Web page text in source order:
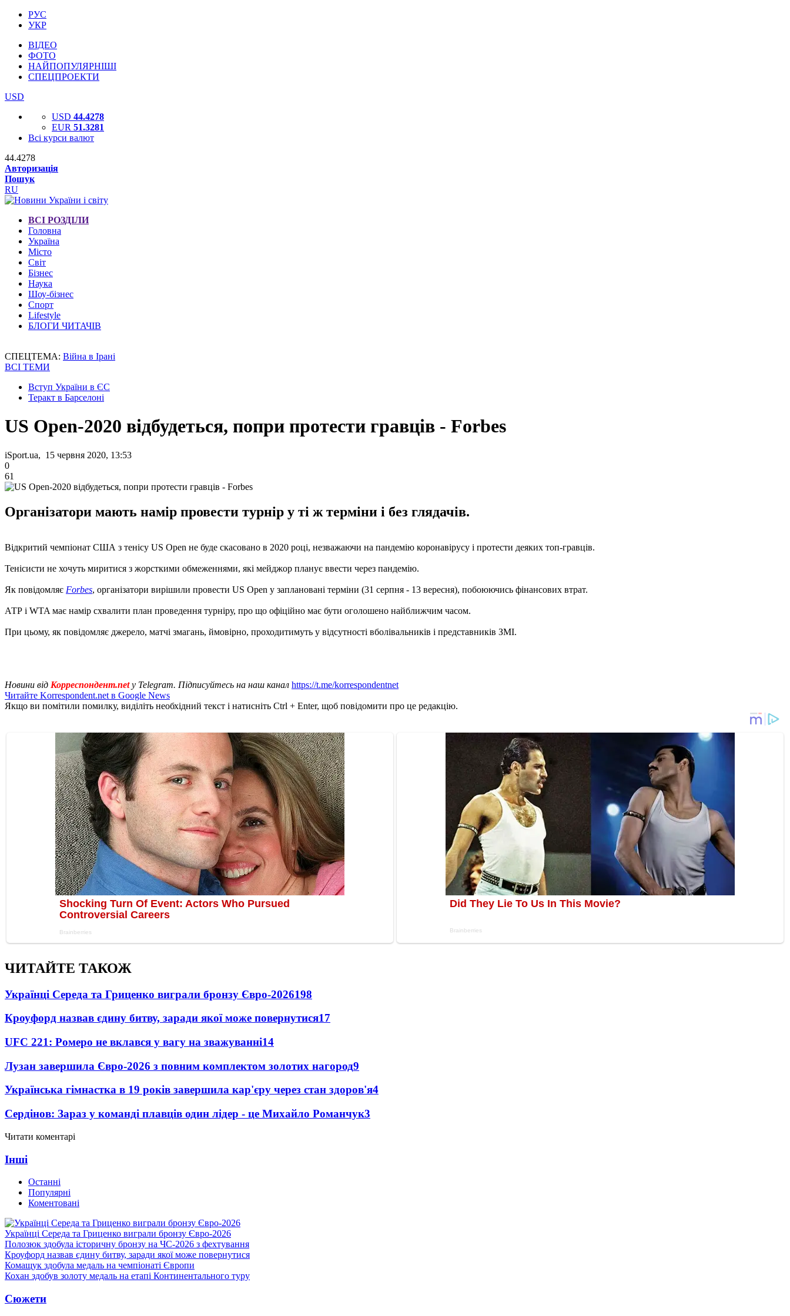
РУС
УКР
ВІДЕО
ФОТО
НАЙПОПУЛЯРНІШІ
СПЕЦПРОЕКТИ
USD
USD 44.4278
EUR 51.3281
Всі курси валют
44.4278
Авторизація
Пошук
RU
ВСІ РОЗДІЛИ
Головна
Україна
Місто
Світ
Бізнес
Наука
Шоу-бізнес
Спорт
Lifestyle
БЛОГИ ЧИТАЧІВ
СПЕЦТЕМА: Війна в Ірані
ВСІ ТЕМИ
Вступ України в ЄС
Теракт в Барселоні
US Open-2020 відбудеться, попри протести гравців - Forbes
iSport.ua, 15 червня 2020, 13:53
0
61
Організатори мають намір провести турнір у ті ж терміни і без глядачів.
Відкритий чемпіонат США з тенісу US Open не буде скасовано в 2020 році, незважаючи на пандемію коронавірусу і протести деяких топ-гравців.
Тенісисти не хочуть миритися з жорсткими обмеженнями, які мейджор планує ввести через пандемію.
Як повідомляє Forbes, організатори вирішили провести US Open у заплановані терміни (31 серпня - 13 вересня), побоюючись фінансових втрат.
АТР і WTA має намір схвалити план проведення турніру, про що офіційно має бути оголошено найближчим часом.
При цьому, як повідомляє джерело, матчі змагань, ймовірно, проходитимуть у відсутності вболівальників і представників ЗМІ.
Новини від Корреспондент.net у Telegram. Підписуйтесь на наш канал https://t.me/korrespondentnet
Читайте Korrespondent.net в Google News
Якщо ви помітили помилку, виділіть необхідний текст і натисніть Ctrl + Enter, щоб повідомити про це редакцію.
ЧИТАЙТЕ ТАКОЖ
Українці Середа та Гриценко виграли бронзу Євро-2026198
Кроуфорд назвав єдину битву, заради якої може повернутися17
UFC 221: Ромеро не вклався у вагу на зважуванні14
Лузан завершила Євро-2026 з повним комплектом золотих нагород9
Українська гімнастка в 19 років завершила кар'єру через стан здоров'я4
Сердінов: Зараз у команді плавців один лідер - це Михайло Романчук3
Читати коментарі
Інші
Останні
Популярні
Коментовані
Українці Середа та Гриценко виграли бронзу Євро-2026
Полозюк здобула історичну бронзу на ЧС-2026 з фехтування
Кроуфорд назвав єдину битву, заради якої може повернутися
Комащук здобула медаль на чемпіонаті Європи
Кохан здобув золоту медаль на етапі Континентального туру
Сюжети